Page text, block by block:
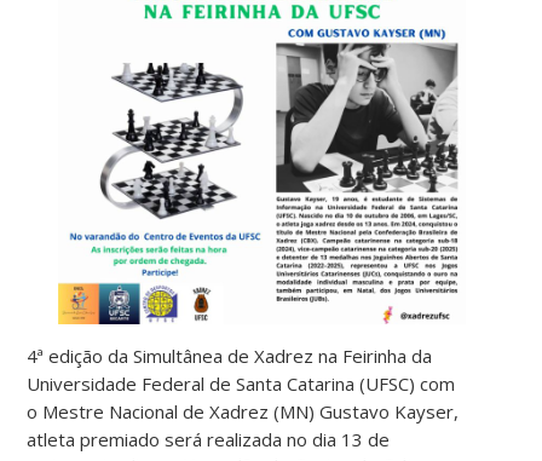
4ª edição da Simultânea de Xadrez na Feirinha da
Universidade Federal de Santa Catarina (UFSC) com
o Mestre Nacional de Xadrez (MN) Gustavo Kayser,
atleta premiado será realizada no dia 13 de